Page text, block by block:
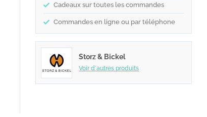
Cadeaux sur toutes les commandes
Commandes en ligne ou par téléphone
Storz & Bickel
Voir d´autres produits